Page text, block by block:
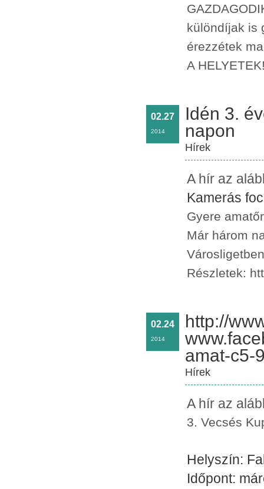
különdíjak is
érezzétek
A
02.27
2014
Idén 3.
napon
Hírek
A hír az
Kamerás
Gyere
Már három
Részletek:
02.24
2014
http://
amat-c5-
Hírek
A hír az
3. Vecsés
Helyszín:
Időpont: